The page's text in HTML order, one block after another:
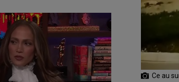
Ce au